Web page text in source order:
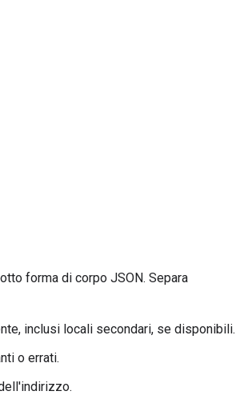
forma di corpo JSON. Separa
inclusi locali secondari, se disponibili.
o errati.